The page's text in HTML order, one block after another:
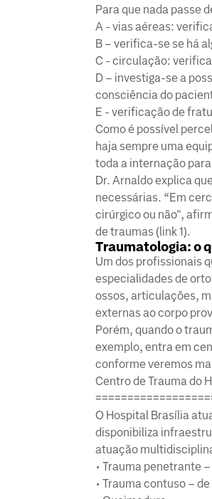
Para que nada passe
A - vias aéreas:
B – verifica-se se há
C - circulação:
D – investiga-se a
consciência do
E - verificação de
Como é possível
haja sempre uma
toda a internação
Dr. Arnaldo explica
necessárias. “Em
cirúrgico ou não",
de traumas (link 1).
Traumatologia: o
Um dos profissionais
especialidades de
ossos, articulações,
externas ao corpo
Porém, quando o
exemplo, entra em
conforme veremos
Centro de Trauma do
O Hospital Brasília
disponibiliza
atuação
• Trauma penetrante
• Trauma contuso –